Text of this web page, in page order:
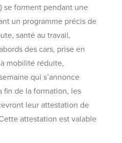
se forment pendant une
un programme précis de
santé au travail,
des cars, prise en
mobilité réduite,
qui s’annonce
fin de la formation, les
leur attestation de
attestation est valable